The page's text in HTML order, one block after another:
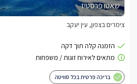
שאטו פרסטיז
צימרים בצפון, עין יעקב
בריכה פרטית בכל סוויטה